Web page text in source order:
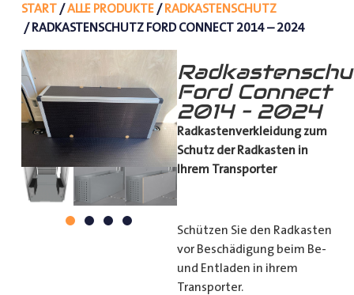
START/ALLE PRODUKTE/RADKASTENSCHUTZ
/ RADKASTENSCHUTZ FORD CONNECT 2014 – 2024
Ford Connect
2014 – 2024
Radkastenverkleidung zum
Schutz der Radkasten in
Ihrem Transporter
Schützen Sie den Radkasten
vor Beschädigung beim Be-
und Entladen in ihrem
Transporter.